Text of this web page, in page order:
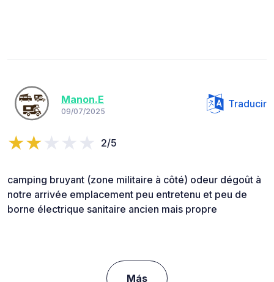
Manon.E
09/07/2025
Traducir
2/5
camping bruyant (zone militaire à côté) odeur dégoût à
notre arrivée emplacement peu entretenu et peu de
borne électrique sanitaire ancien mais propre
Más